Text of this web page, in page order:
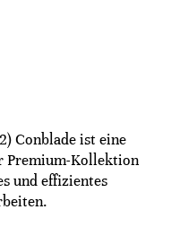
Conblade ist eine
Premium-Kollektion
und effizientes